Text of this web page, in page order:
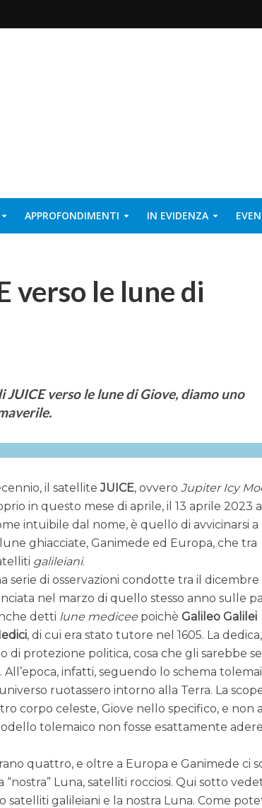
APPROFONDIMENTI IN EVIDENZA
verso le lune di
verso le lune di Giove, diamo uno
il satelliteJUICE, ovveroJupiter Icy
in questo mese di aprile, il 13 aprile 2023 a
intuibile dal nome, è quello di avvicinarsi a
ghiacciate, Ganimede ed Europa, che tra
galileiani.
serie di osservazioni condotte tra il dicembre
nel marzo di quello stesso anno sulle
detti lune medicee poichèGalileo Galilei
, di cui era stato tutore nel 1605. La
protezione politica, cosa che gli sarebbe
infatti, seguendo lo schema
ruotassero intorno alla Terra. La
corpo celeste, Giove nello specifico, e non
tolemaico non fosse esattamente
quattro, e oltre a Europa e Ganimede ci
Luna, satelliti rocciosi. Qui sotto
galileiani e la nostra Luna. Come